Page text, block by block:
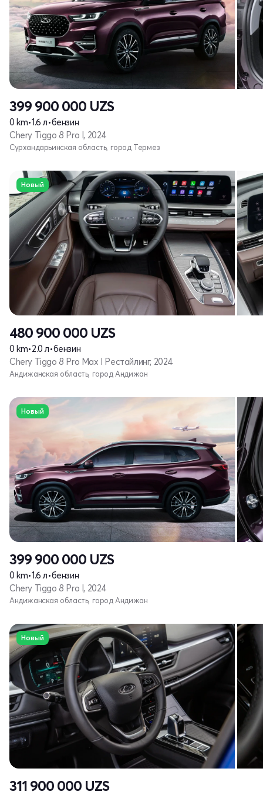
399 900 000 UZS
0 km•1.6 л•бензин
Chery Tiggo 8 Pro I, 2024
Сурхандарьинская область, город Термез
Новый
480 900 000 UZS
0 km•2.0 л•бензин
Chery Tiggo 8 Pro Max I Рестайлинг, 2024
Андижанская область, город Андижан
Новый
399 900 000 UZS
0 km•1.6 л•бензин
Chery Tiggo 8 Pro I, 2024
Андижанская область, город Андижан
Новый
311 900 000 UZS